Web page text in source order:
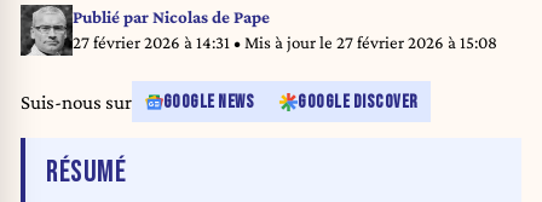
Publié parNicolas de Pape
27 février 2026 à 14:31 • Mis à jour le 27 février 2026 à 15:08
Suis-nous sur GOOGLE NEWS GOOGLE DISCOVER
RÉSUMÉDE L'ARTICLE